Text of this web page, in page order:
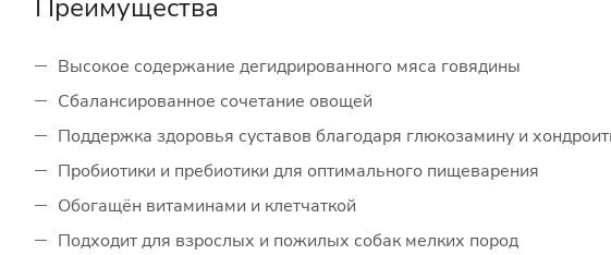
Преимущества
Высокое содержание дегидрированного мяса говядины
Сбалансированное сочетание овощей
Поддержка здоровья суставов благодаря глюкозамину и
Пробиотики и пребиотики для оптимального пищеварения
Обогащён витаминами и клетчаткой
Подходит для взрослых и пожилых собак мелких пород